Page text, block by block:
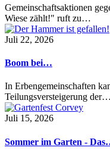
Gemeinschaftsaktionen
Wiese zählt!" ruft zu…
Juli 22, 2026
Boom bei…
In Erbengemeinschaften
Teilungsversteigerung der…
Juli 15, 2026
Sommer im Garten -